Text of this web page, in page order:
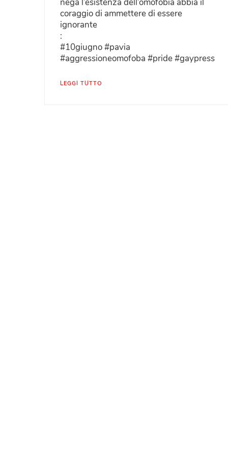
coraggio di ammettere di essere
ignorante
:
#10giugno #pavia
#aggressioneomofoba #pride #gaypress
LEGGI TUTTO